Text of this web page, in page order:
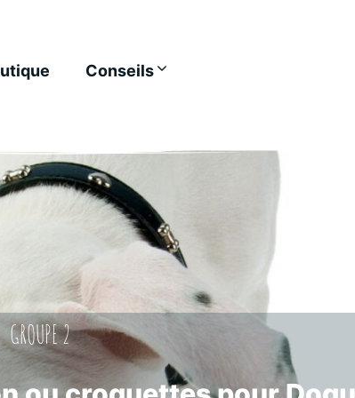
Conseils
GROUPE 2